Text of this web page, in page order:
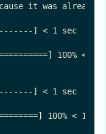
it was
] < 1 sec
100% <
] < 1 sec
100% < 1